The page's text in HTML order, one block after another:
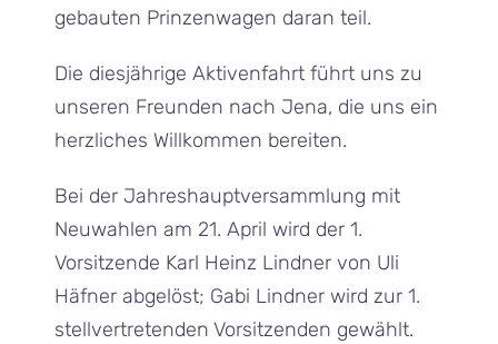
gebauten Prinzenwagen daran teil.
Die diesjährige Aktivenfahrt führt uns zu
unseren Freunden nach Jena, die uns ein
herzliches Willkommen bereiten.
Bei der Jahreshauptversammlung mit
Neuwahlen am 21. April wird der 1.
Vorsitzende Karl Heinz Lindner von Uli
Häfner abgelöst; Gabi Lindner wird zur 1.
stellvertretenden Vorsitzenden gewählt.